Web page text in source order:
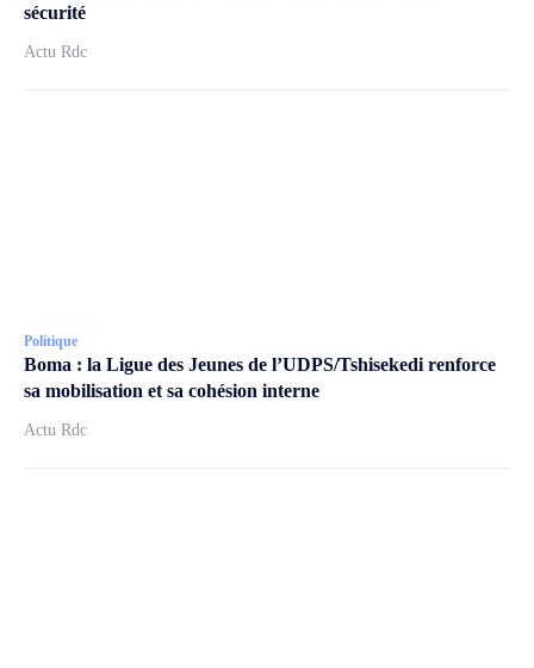
sécurité
Actu Rdc
Politique
Boma : la Ligue des Jeunes de l’UDPS/Tshisekedi renforce
sa mobilisation et sa cohésion interne
Actu Rdc